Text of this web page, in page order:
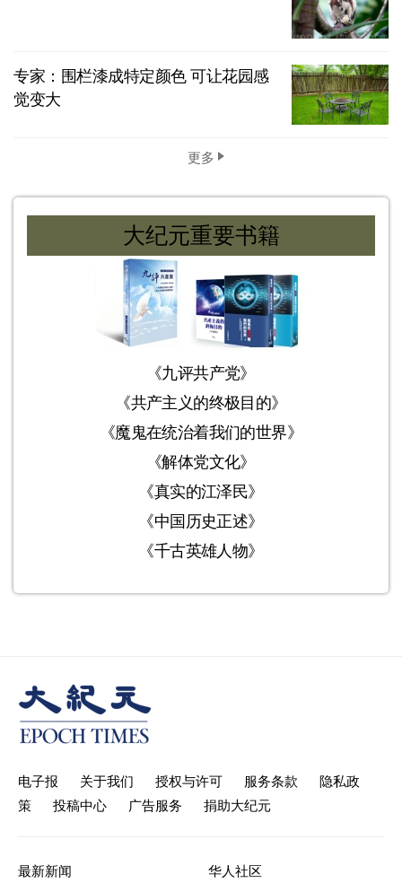
专家：围栏漆成特定颜色 可让花园感
觉变大
更多
大纪元重要书籍
《九评共产党》
《共产主义的终极目的》
《魔鬼在统治着我们的世界》
《解体党文化》
《真实的江泽民》
《中国历史正述》
《千古英雄人物》
电子报 关于我们 授权与许可 服务条款
隐私政
策
投稿中心 广告服务 捐助大纪元
最新新闻
华人社区